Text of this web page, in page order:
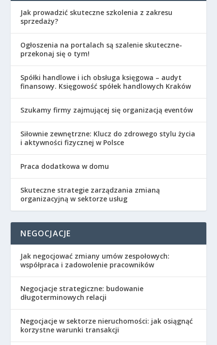
Jak prowadzić skuteczne szkolenia z zakresu
sprzedaży?
Ogłoszenia na portalach są szalenie skuteczne-
przekonaj się o tym!
Spółki handlowe i ich obsługa księgowa – audyt
finansowy. Księgowość spółek handlowych Kraków
Szukamy firmy zajmującej się organizacją eventów
Siłownie zewnętrzne: Klucz do zdrowego stylu życia
i aktywności fizycznej w Polsce
Praca dodatkowa w domu
Skuteczne strategie zarządzania zmianą
organizacyjną w sektorze usług
NEGOCJACJE
Jak negocjować zmiany umów zespołowych:
współpraca i zadowolenie pracowników
Negocjacje strategiczne: budowanie
długoterminowych relacji
Negocjacje w sektorze nieruchomości: jak osiągnąć
korzystne warunki transakcji